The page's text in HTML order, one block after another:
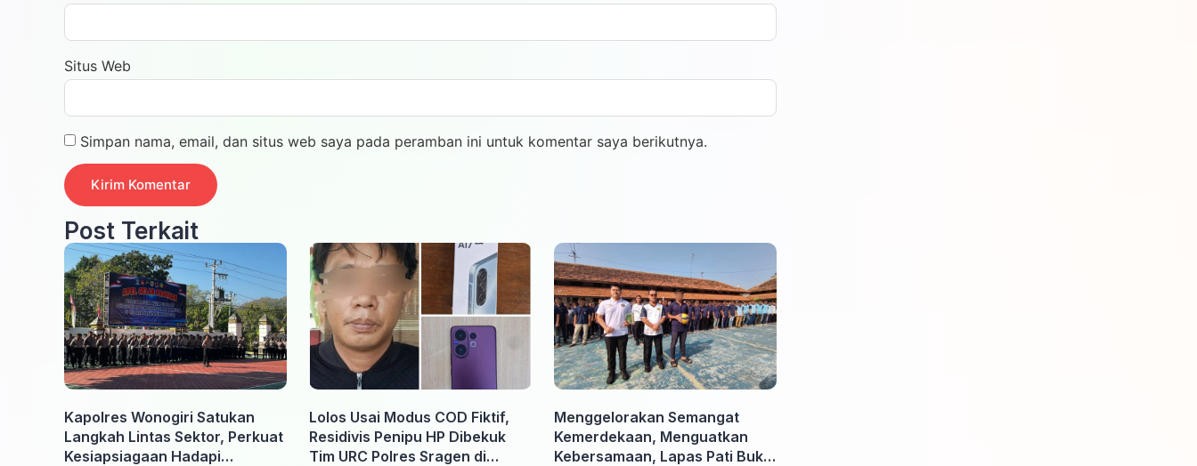
Situs Web
Simpan nama, email, dan situs web saya pada peramban ini untuk komentar saya berikutnya.
Post Terkait
Kapolres Wonogiri Satukan
Langkah Lintas Sektor, Perkuat
Kesiapsiagaan Hadapi
Lolos Usai Modus COD Fiktif,
Residivis Penipu HP Dibekuk
Tim URC Polres Sragen di
Menggelorakan Semangat
Kemerdekaan, Menguatkan
Kebersamaan, Lapas Pati Buka